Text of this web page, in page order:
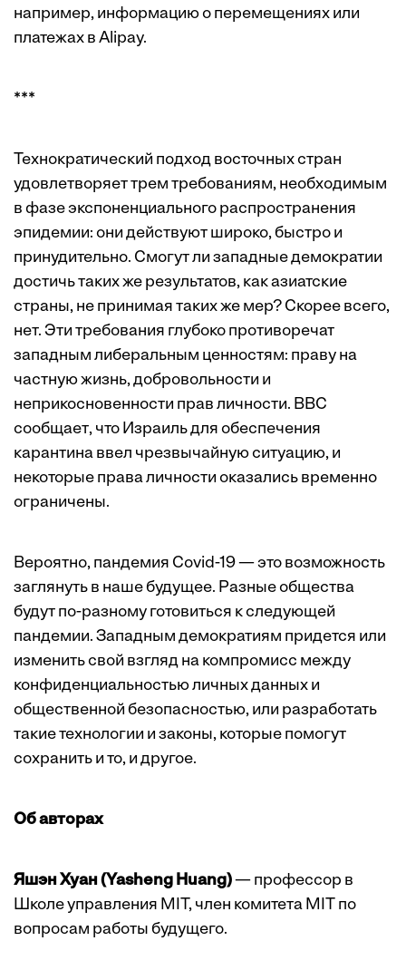
например, информацию о перемещениях или
платежах в Alipay.
***
Технократический подход восточных стран
удовлетворяет трем требованиям, необходимым
в фазе экспоненциального распространения
эпидемии: они действуют широко, быстро и
принудительно. Смогут ли западные демократии
достичь таких же результатов, как азиатские
страны, не принимая таких же мер? Скорее всего,
нет. Эти требования глубоко противоречат
западным либеральным ценностям: праву на
частную жизнь, добровольности и
неприкосновенности прав личности. BBC
сообщает, что Израиль для обеспечения
карантина ввел чрезвычайную ситуацию, и
некоторые права личности оказались временно
ограничены.
Вероятно, пандемия Covid-19 — это возможность
заглянуть в наше будущее. Разные общества
будут по-разному готовиться к следующей
пандемии. Западным демократиям придется или
изменить свой взгляд на компромисс между
конфиденциальностью личных данных и
общественной безопасностью, или разработать
такие технологии и законы, которые помогут
сохранить и то, и другое.
Об авторах
Яшэн Хуан (Yasheng Huang)— профессор в
Школе управления MIT, член комитета MIT по
вопросам работы будущего.